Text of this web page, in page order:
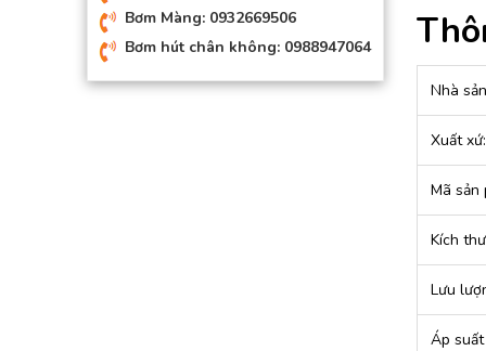
Bơm Màng: 0932669506
Bơm hút chân không: 0988947064
Nhà
Xuất xứ:
Mã sản
Kích
Lưu
Áp